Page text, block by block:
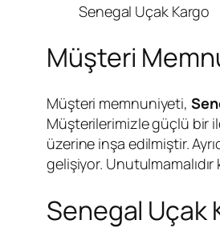
Senegal Uçak Kargo
Müşteri
Müşteri memnuniyeti,
Müşterilerimizle güçlü bir
üzerine inşa edilmiştir.
gelişiyor.
Senegal Uçak